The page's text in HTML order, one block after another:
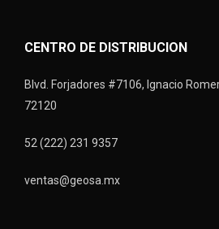
CENTRO DE DISTRIBUCION
Blvd. Forjadores #7106, Ignacio
72120
52 (222) 231 9357
ventas@geosa.mx